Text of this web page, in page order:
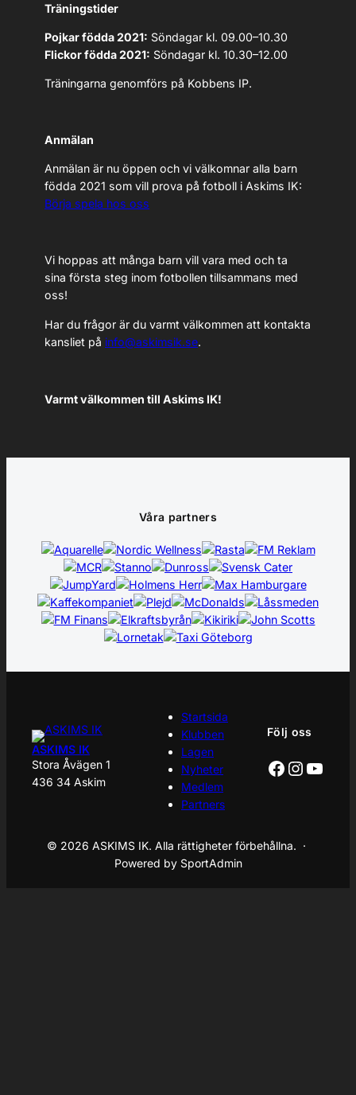
Träningstider
Pojkar födda 2021: Söndagar kl. 09.00–10.30
Flickor födda 2021: Söndagar kl. 10.30–12.00
Träningarna genomförs på Kobbens IP.
Anmälan
Anmälan är nu öppen och vi välkomnar alla barn
födda 2021 som vill prova på fotboll i Askims IK:
Börja spela hos oss
Vi hoppas att många barn vill vara med och ta
sina första steg inom fotbollen tillsammans med
oss!
Har du frågor är du varmt välkommen att kontakta
kansliet på info@askimsik.se.
Varmt välkommen till Askims IK!
Våra partners
ASKIMS IK
Stora Åvägen 1
436 34 Askim
Startsida
Klubben
Lagen
Nyheter
Medlem
Partners
Följ oss
Facebook
© 2026 ASKIMS IK. Alla rättigheter förbehållna. ·
Powered by SportAdmin